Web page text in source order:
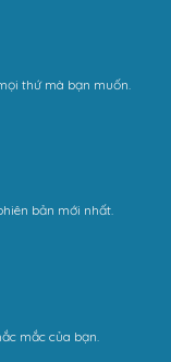
thứ mà bạn muốn.
bản mới nhất.
mắc của bạn.